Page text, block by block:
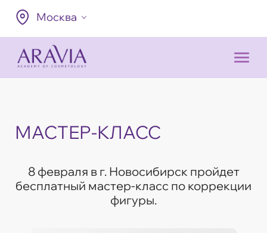
Москва
МАСТЕР-КЛАСС
8 февраля в г. Новосибирск пройдет
бесплатный мастер-класс по коррекции
фигуры.